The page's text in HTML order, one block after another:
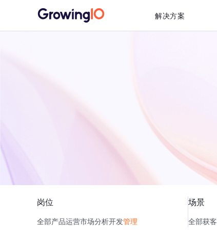
解决方案
岗位
全部产品运营市场分析开发管理
场景
全部获客